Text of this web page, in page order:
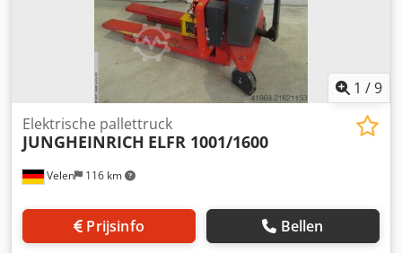
1 /9
Velen 116 km
Elektrische pallettruck
JUNGHEINRICH ELFR 1001/1600
Prijsinfo Bellen